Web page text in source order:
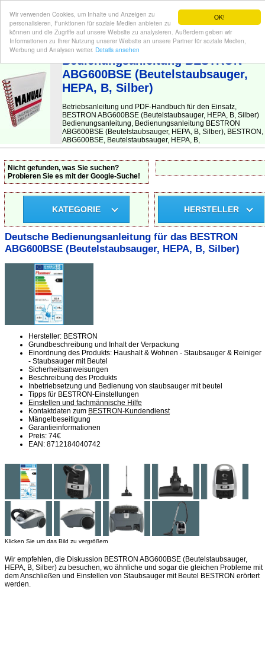
OK!
Wir verwenden Cookies, um Inhalte und Anzeigen zu
personalisieren, Funktionen für soziale Medien anbieten zu
können und die Zugriffe auf unsere Website zu analysieren. Außerdem geben wir
Informationen zu Ihrer Nutzung unserer Website an unsere Partner für soziale Medien,
Werbung und Analysen weiter. Details ansehen
BEDIENUNGSANLEITUNG| Hier finden Sie die deutsche Anleitung!
Bedienungsanleitung BESTRON
ABG600BSE (Beutelstaubsauger,
HEPA, B, Silber)
Betriebsanleitung und PDF-Handbuch für den Einsatz,
BESTRON ABG600BSE (Beutelstaubsauger, HEPA, B, Silber)
Bedienungsanleitung, Bedienungsanleitung BESTRON
ABG600BSE (Beutelstaubsauger, HEPA, B, Silber), BESTRON,
ABG600BSE, Beutelstaubsauger, HEPA, B,
Nicht gefunden, was Sie suchen?
Probieren Sie es mit der Google-Suche!
KATEGORIE HERSTELLER
Deutsche Bedienungsanleitung für das BESTRON
ABG600BSE (Beutelstaubsauger, HEPA, B, Silber)
Hersteller: BESTRON
Grundbeschreibung und Inhalt der Verpackung
Einordnung des Produkts: Haushalt & Wohnen - Staubsauger & Reiniger
- Staubsauger mit Beutel
Sicherheitsanweisungen
Beschreibung des Produkts
Inbetriebsetzung und Bedienung von staubsauger mit beutel
Tipps für BESTRON-Einstellungen
Einstellen und fachmännische Hilfe
Kontaktdaten zum BESTRON-Kundendienst
Mängelbeseitigung
Garantieinformationen
Preis: 74€
EAN: 8712184040742
Klicken Sie um das Bild zu vergrößern
Wir empfehlen, die Diskussion BESTRON ABG600BSE (Beutelstaubsauger,
HEPA, B, Silber) zu besuchen, wo ähnliche und sogar die gleichen Probleme mit
dem Anschließen und Einstellen von Staubsauger mit Beutel BESTRON erörtert
werden.